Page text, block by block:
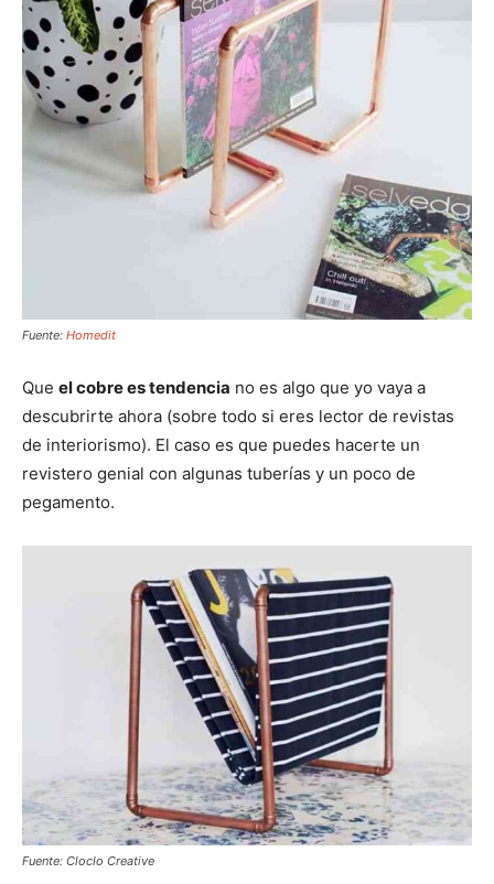
Fuente: Homedit
Que el cobre es tendencia no es algo que yo vaya a
descubrirte ahora (sobre todo si eres lector de revistas
de interiorismo). El caso es que puedes hacerte un
revistero genial con algunas tuberías y un poco de
pegamento.
Fuente: Cloclo Creative